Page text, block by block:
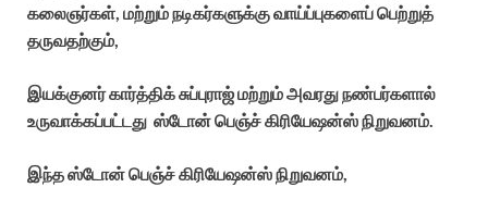
கலைஞர்கள், மற்றும் நடிகர்களுக்கு வாய்ப்புகளைப் பெற்றுத்
தருவதற்கும்,
இயக்குனர் கார்த்திக் சுப்புராஜ் மற்றும் அவரது நண்பர்களால்
உருவாக்கப்பட்டது ஸ்டோன் பெஞ்ச் கிரியேஷன்ஸ் நிறுவனம்.
இந்த ஸ்டோன் பெஞ்ச் கிரியேஷன்ஸ் நிறுவனம்,